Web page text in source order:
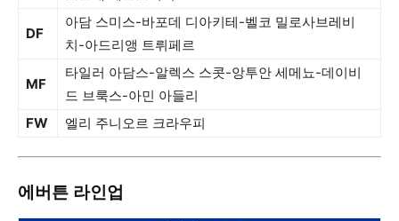
DF
아담 스미스-바포데 디아키테-벨코 밀로사브레비
치-아드리앵 트뤼페르
MF
타일러 아담스-알렉스 스콧-앙투안 세메뇨-데이비
드 브룩스-아민 아들리
FW
엘리 주니오르 크라우피
에버튼 라인업